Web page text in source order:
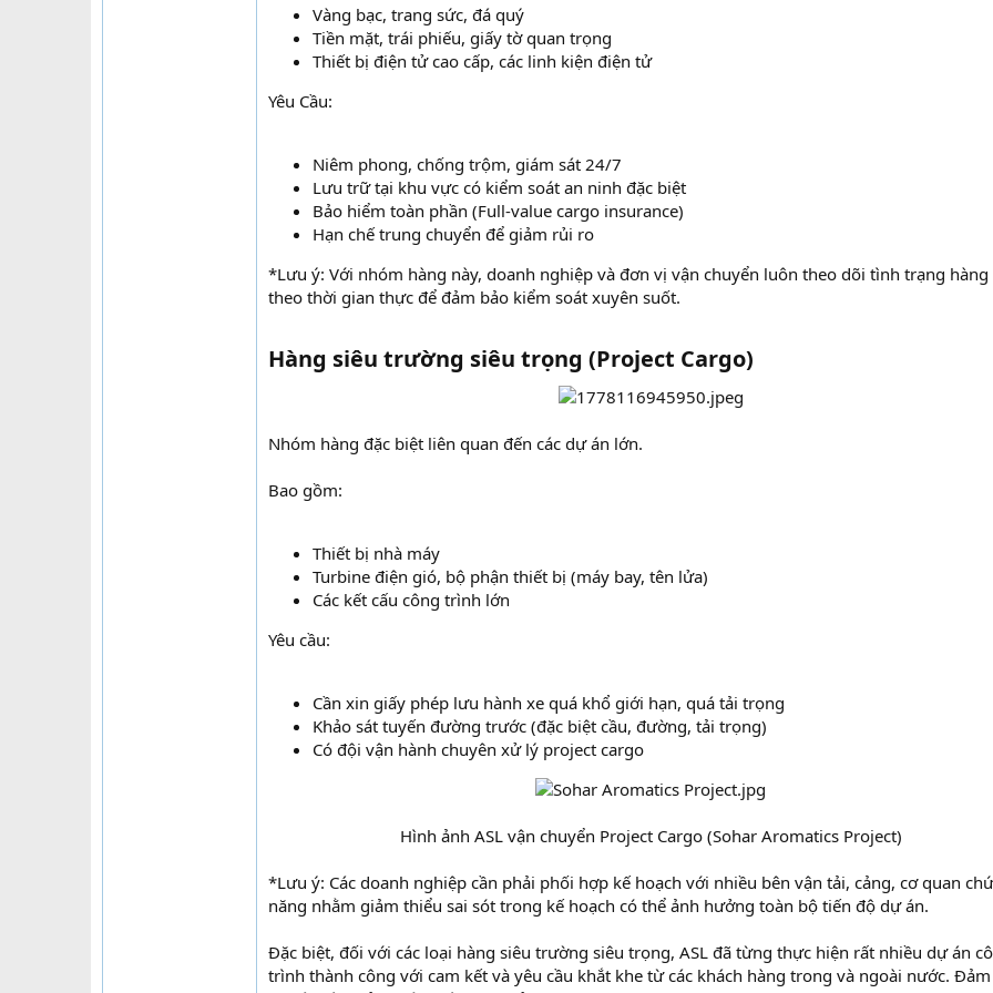
Vàng bạc, trang sức, đá quý
Tiền mặt, trái phiếu, giấy tờ quan trọng
Thiết bị điện tử cao cấp, các linh kiện điện tử
Yêu Cầu:
Niêm phong, chống trộm, giám sát 24/7
Lưu trữ tại khu vực có kiểm soát an ninh đặc biệt
Bảo hiểm toàn phần (Full-value cargo insurance)
Hạn chế trung chuyển để giảm rủi ro
*Lưu ý: Với nhóm hàng này, doanh nghiệp và đơn vị vận chuyển luôn theo dõi tình trạng hàng
theo thời gian thực để đảm bảo kiểm soát xuyên suốt.
Hàng siêu trường siêu trọng (Project Cargo)​
Nhóm hàng đặc biệt liên quan đến các dự án lớn.
Bao gồm:
Thiết bị nhà máy
Turbine điện gió, bộ phận thiết bị (máy bay, tên lửa)
Các kết cấu công trình lớn
Yêu cầu:
Cần xin giấy phép lưu hành xe quá khổ giới hạn, quá tải trọng
Khảo sát tuyến đường trước (đặc biệt cầu, đường, tải trọng)
Có đội vận hành chuyên xử lý project cargo
Hình ảnh ASL vận chuyển Project Cargo (Sohar Aromatics Project)​
*Lưu ý: Các doanh nghiệp cần phải phối hợp kế hoạch với nhiều bên vận tải, cảng, cơ quan
năng nhằm giảm thiểu sai sót trong kế hoạch có thể ảnh hưởng toàn bộ tiến độ dự án.
Đặc biệt, đối với các loại hàng siêu trường siêu trọng, ASL đã từng thực hiện rất nhiều dự án
trình thành công với cam kết và yêu cầu khắt khe từ các khách hàng trong và ngoài nước.